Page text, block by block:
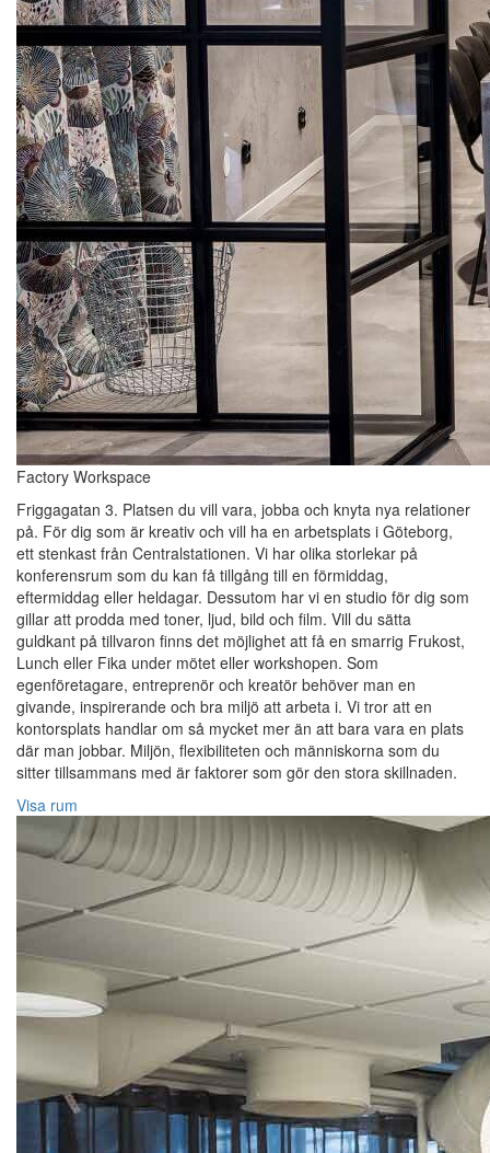
Factory Workspace
Friggagatan 3. Platsen du vill vara, jobba och knyta nya relationer
på. För dig som är kreativ och vill ha en arbetsplats i Göteborg,
ett stenkast från Centralstationen. Vi har olika storlekar på
konferensrum som du kan få tillgång till en förmiddag,
eftermiddag eller heldagar. Dessutom har vi en studio för dig som
gillar att prodda med toner, ljud, bild och film. Vill du sätta
guldkant på tillvaron finns det möjlighet att få en smarrig Frukost,
Lunch eller Fika under mötet eller workshopen. Som
egenföretagare, entreprenör och kreatör behöver man en
givande, inspirerande och bra miljö att arbeta i. Vi tror att en
kontorsplats handlar om så mycket mer än att bara vara en plats
där man jobbar. Miljön, flexibiliteten och människorna som du
sitter tillsammans med är faktorer som gör den stora skillnaden.
Visa rum